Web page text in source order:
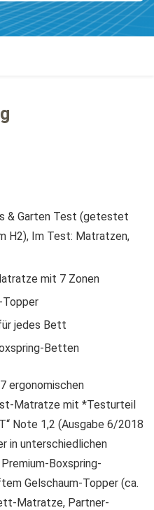
& Garten Test (getestet
H2), Im Test: Matratzen,
mit 7 Zonen
Topper
jedes Bett
Betten
ergonomischen
Matratze mit *Testurteil
Note 1,2 (Ausgabe 6/2018
in unterschiedlichen
Boxspring-
Gelschaum-Topper (ca.
Matratze, Partner-